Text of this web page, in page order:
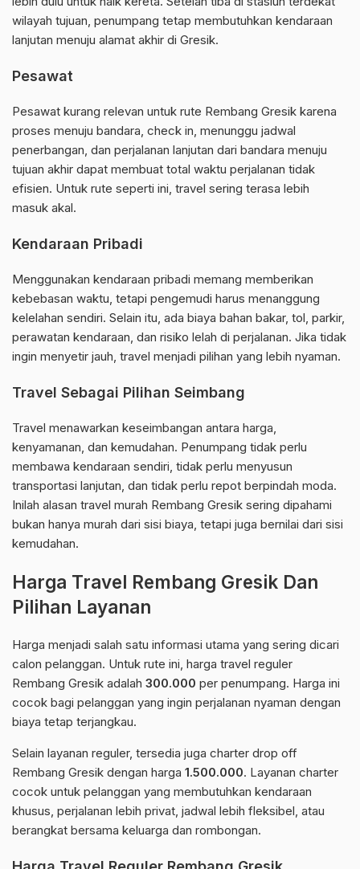
wilayah tujuan, penumpang tetap membutuhkan kendaraan
lanjutan menuju alamat akhir di Gresik.
Pesawat
Pesawat kurang relevan untuk rute Rembang Gresik karena
proses menuju bandara, check in, menunggu jadwal
penerbangan, dan perjalanan lanjutan dari bandara menuju
tujuan akhir dapat membuat total waktu perjalanan tidak
efisien. Untuk rute seperti ini, travel sering terasa lebih
masuk akal.
Kendaraan Pribadi
Menggunakan kendaraan pribadi memang memberikan
kebebasan waktu, tetapi pengemudi harus menanggung
kelelahan sendiri. Selain itu, ada biaya bahan bakar, tol, parkir,
perawatan kendaraan, dan risiko lelah di perjalanan. Jika tidak
ingin menyetir jauh, travel menjadi pilihan yang lebih nyaman.
Travel Sebagai Pilihan Seimbang
Travel menawarkan keseimbangan antara harga,
kenyamanan, dan kemudahan. Penumpang tidak perlu
membawa kendaraan sendiri, tidak perlu menyusun
transportasi lanjutan, dan tidak perlu repot berpindah moda.
Inilah alasan travel murah Rembang Gresik sering dipahami
bukan hanya murah dari sisi biaya, tetapi juga bernilai dari sisi
kemudahan.
Harga Travel Rembang Gresik Dan
Pilihan Layanan
Harga menjadi salah satu informasi utama yang sering dicari
calon pelanggan. Untuk rute ini, harga travel reguler
Rembang Gresik adalah 300.000 per penumpang. Harga ini
cocok bagi pelanggan yang ingin perjalanan nyaman dengan
biaya tetap terjangkau.
Selain layanan reguler, tersedia juga charter drop off
Rembang Gresik dengan harga 1.500.000. Layanan charter
cocok untuk pelanggan yang membutuhkan kendaraan
khusus, perjalanan lebih privat, jadwal lebih fleksibel, atau
berangkat bersama keluarga dan rombongan.